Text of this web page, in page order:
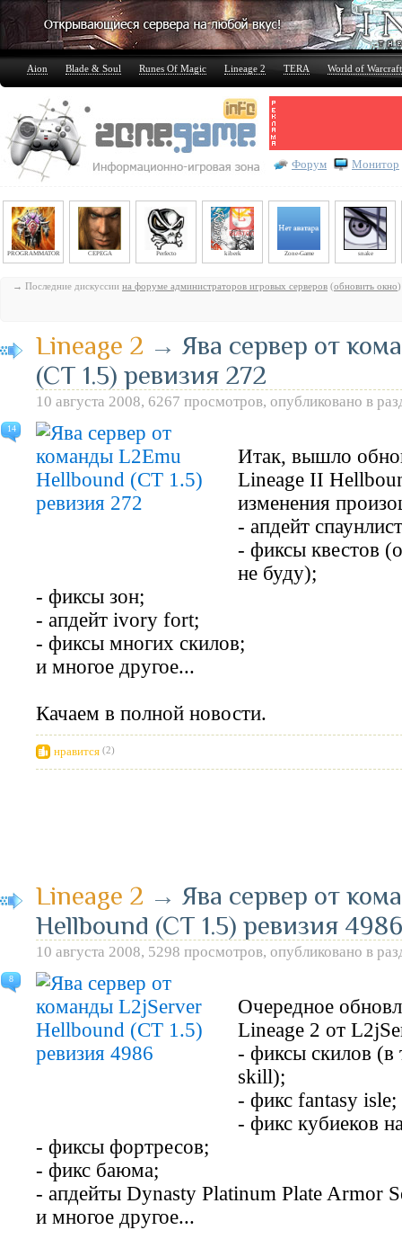
Aion Blade & Soul Runes Of Magic Lineage 2 TERA World of Warcraft
Форум Монитор
PROGRAMMATOR CEPEGA Perfecto kiberk Zone-Game snake
→ Последние дискуссии на форуме администраторов игровых серверов (обновить окно)
14
Lineage 2 → Ява сервер от
(CT 1.5) ревизия 272
10 августа 2008, 6267 просмотров, опубликовано в
Итак, вышло
Lineage II
изменения
- апдейт
- фиксы квестов
не буду);
- фиксы зон;
- апдейт ivory fort;
- фиксы многих скилов;
и многое другое...
Качаем в полной новости.
нравится (2)
8
Lineage 2 → Ява сервер от
Hellbound (CT 1.5) ревизия 4986
10 августа 2008, 5298 просмотров, опубликовано в
Очередное
Lineage 2 от
- фиксы скилов (в
skill);
- фикс fantasy isle;
- фикс кубиеков
- фиксы фортресов;
- фикс баюма;
- апдейты Dynasty Platinum Plate Armor
и многое другое...